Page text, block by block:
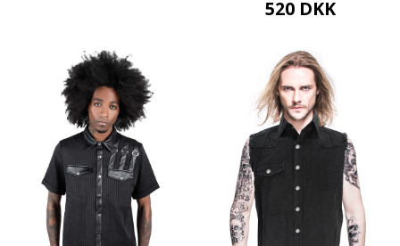
varianter.
Mulighederne
kan
vælges
på
varesiden
520 DKK
vare
har
flere
varianter.
Mulighederne
kan
varesiden